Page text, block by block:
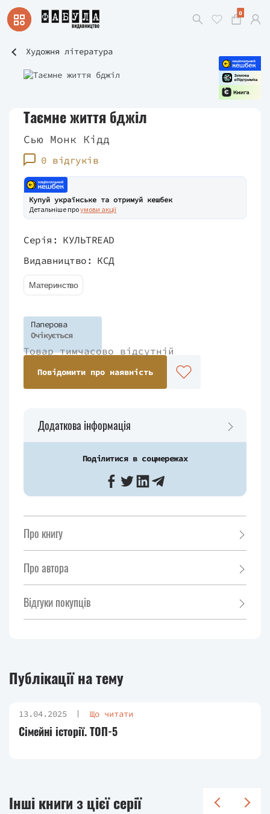
0
Художня література
Таємне життя бджіл
Сью Монк Кідд
0 відгуків
Купуй українське та отримуй кешбек
Детальніше проумови акції
Серія: КУЛЬТREAD
Видавництво: КСД
Материнство
Паперова
Очікується
Товар тимчасово відсутній
Повідомити про наявність
Додаткова інформація
Поділитися в соцмережах
Про книгу
Про автора
Відгуки покупців
Публікації на тему
13.04.2025 Що читати
Сімейні історії. ТОП-5
Інші книги з цієї серії